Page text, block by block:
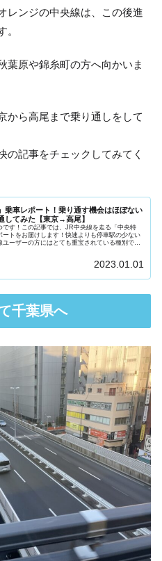
レンジの中央線は、この後進
。
葉原や錦糸町の方へ向かいま
から高尾まで乗り通しをして
の記事をチェックしてみてく
乗車レポート！乗り通す機会はほぼない
してみた【東京→高尾】
です！この記事では、JR中央線を走る「中央特
ートをお届けします！快速よりも停車駅の少ない
ユーザーの方にはとても重宝されている種別で
2023.01.01
千葉県へ